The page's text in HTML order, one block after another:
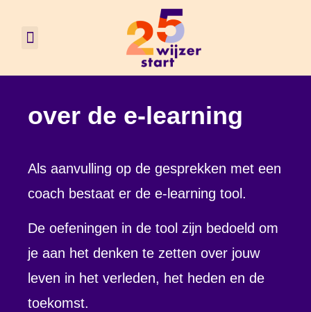
over de e-learning
Als aanvulling op de gesprekken met een
coach bestaat er de e-learning tool.
De oefeningen in de tool zijn bedoeld om
je aan het denken te zetten over jouw
leven in het verleden, het heden en de
toekomst.